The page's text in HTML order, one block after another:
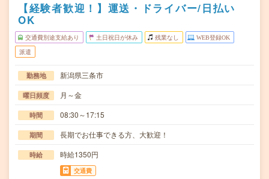
【経験者歓迎！】運送・ドライバー/日払い
OK
交通費別途支給あり 土日祝日が休み 残業なし WEB登録OK
派遣
勤務地 新潟県三条市
曜日頻度 月～金
時間 08:30～17:15
期間 長期でお仕事できる方、大歓迎！
時給 時給1350円
交通費